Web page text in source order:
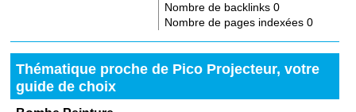
Nombre de backlinks0
Nombre de pages indexées0
Thématique proche de Pico Projecteur, votre
guide de choix